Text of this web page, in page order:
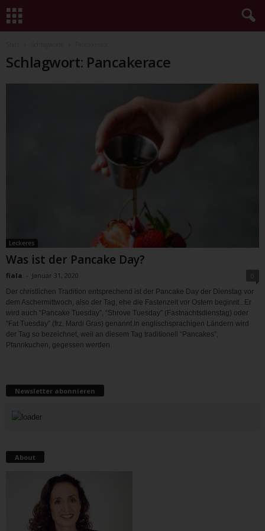
Schlagwort: Pancakerace
Leckeres
Was ist der Pancake Day?
fiala - Januar 31, 2020
Der christlichen Tradition entsprechend ist der Pancake Day der Dienstag vor
dem Aschermittwoch, also der Tag, ehe die Fastenzeit vor Ostern beginnt.. Er
wird auch “Pancake Tuesday”, “Shrove Tuesday” (Fastnachtsdienstag) oder
“Fat Tuesday” (frz. Mardi Gras) genannt.In englischsprachigen Ländern wird
der Tag so bezeichnet, weil an diesem Tag traditionell “Pancakes”,
Pfannkuchen, gegessen werden.
Newsletter abonnieren
About